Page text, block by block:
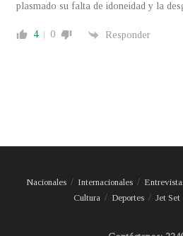
plasmado su falta de idoneidad y la
4 0 Responder
Nacionales Internacionales
Cultura
Deportes Jet Set